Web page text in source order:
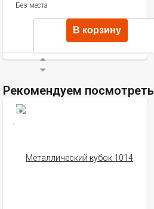
Без места
В корзину
Рекомендуем посмотреть